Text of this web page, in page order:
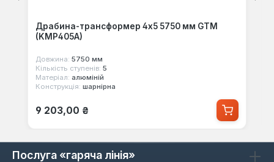
Драбина-трансформер 4х5 5750 мм GTM
(KMP405A)
Довжина: 5750 мм
Кількість ступенів: 5
Матеріал: алюміній
Конструкція: шарнірна
Звичайна ціна:
9 203,00 ₴
Послуга «гаряча лінія»